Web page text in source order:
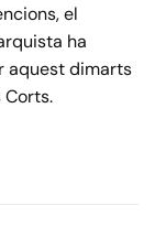
el
ha
aquest dimarts
Corts.